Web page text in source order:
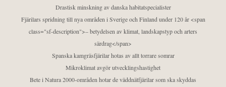
Drastisk minskning av danska habitatspecialister
Fjärilars spridning till nya områden i Sverige och Finland under 120 år <span
class="sf-description">– betydelsen av klimat, landskapstyp och arters
särdrag</span>
Spanska kamgräsfjärilar hotas av allt torrare somrar
Mikroklimat avgör utvecklingshastighet
Bete i Natura 2000-områden hotar de väddnätfjärilar som ska skyddas